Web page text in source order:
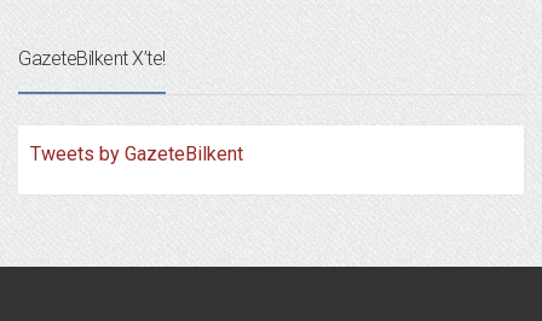
GazeteBilkent X’te!
Tweets by GazeteBilkent